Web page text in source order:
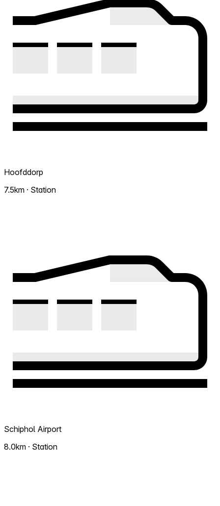
Hoofddorp
7.5km · Station
Schiphol Airport
8.0km · Station